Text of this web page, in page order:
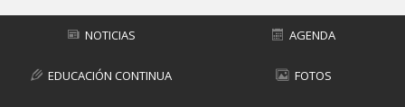
NOTICIAS AGENDA
EDUCACIÓN CONTINUA FOTOS